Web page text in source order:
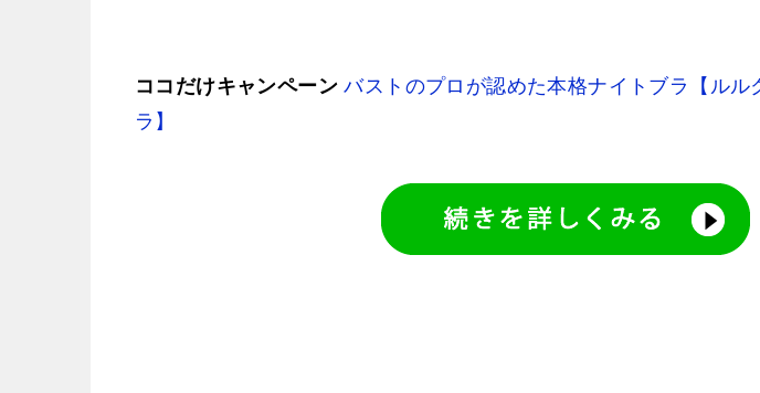
ココだけキャンペーン バストのプロが認めた本格ナイトブラ【ルル
ラ】